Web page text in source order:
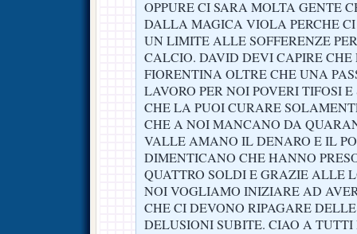
OPPURE CI SARA MOLTA GENTE
DALLA MAGICA VIOLA PERCHE
UN LIMITE ALLE SOFFERENZE
CALCIO. DAVID DEVI CAPIRE CHE
FIORENTINA OLTRE CHE UNA
LAVORO PER NOI POVERI TIFOSI
CHE LA PUOI CURARE
CHE A NOI MANCANO DA
VALLE AMANO IL DENARO E IL
DIMENTICANO CHE HANNO
QUATTRO SOLDI E GRAZIE ALLE
NOI VOGLIAMO INIZIARE AD
CHE CI DEVONO RIPAGARE
DELUSIONI SUBITE. CIAO A